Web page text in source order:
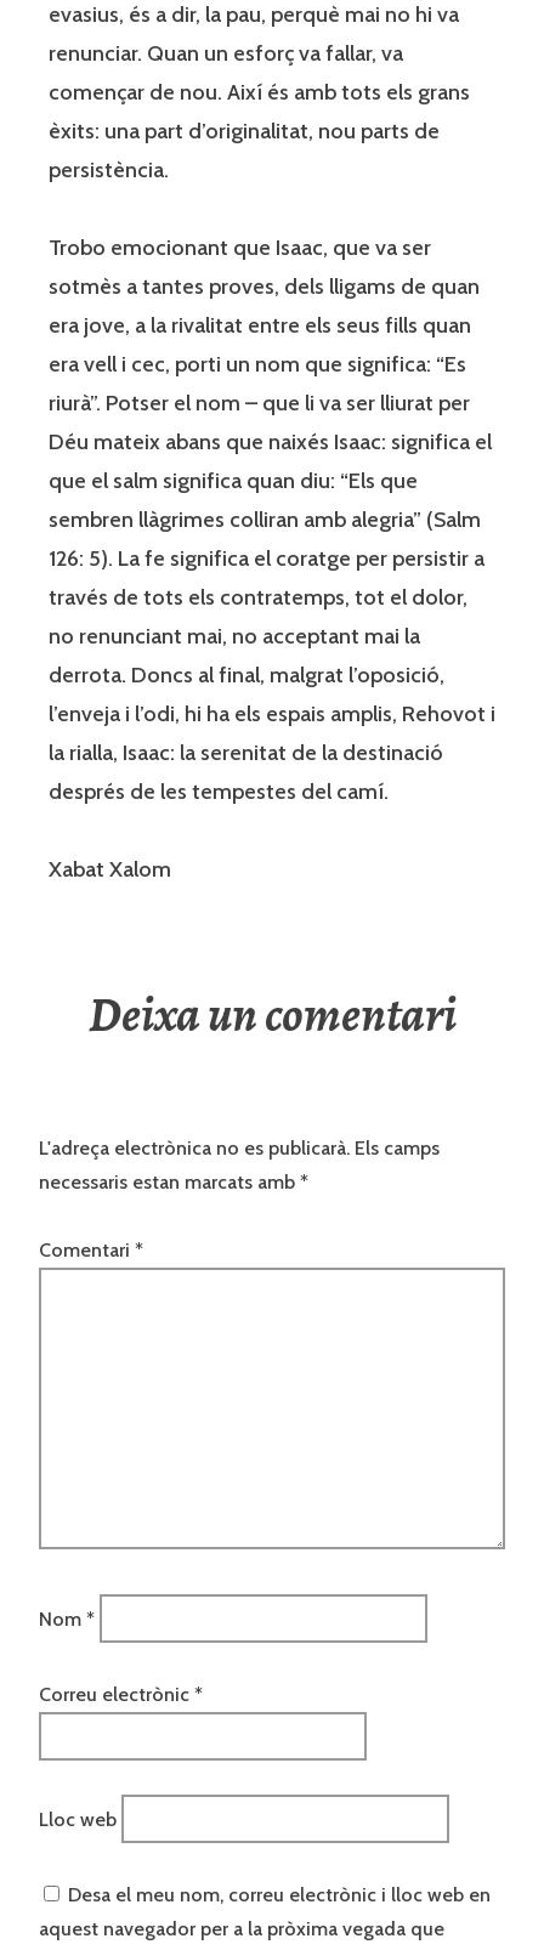
evasius, és a dir, la pau, perquè mai no hi va
renunciar. Quan un esforç va fallar, va
començar de nou. Així és amb tots els grans
èxits: una part d’originalitat, nou parts de
persistència.
Trobo emocionant que Isaac, que va ser
sotmès a tantes proves, dels lligams de quan
era jove, a la rivalitat entre els seus fills quan
era vell i cec, porti un nom que significa: “Es
riurà”. Potser el nom – que li va ser lliurat per
Déu mateix abans que naixés Isaac: significa el
que el salm significa quan diu: “Els que
sembren llàgrimes colliran amb alegria” (Salm
126: 5). La fe significa el coratge per persistir a
través de tots els contratemps, tot el dolor,
no renunciant mai, no acceptant mai la
derrota. Doncs al final, malgrat l’oposició,
l’enveja i l’odi, hi ha els espais amplis, Rehovot i
la rialla, Isaac: la serenitat de la destinació
després de les tempestes del camí.
Xabat Xalom
Deixa un comentari
L'adreça electrònica no es publicarà. Els camps
necessaris estan marcats amb *
Comentari *
Nom *
Correu electrònic *
Lloc web
Desa el meu nom, correu electrònic i lloc web en
aquest navegador per a la pròxima vegada que